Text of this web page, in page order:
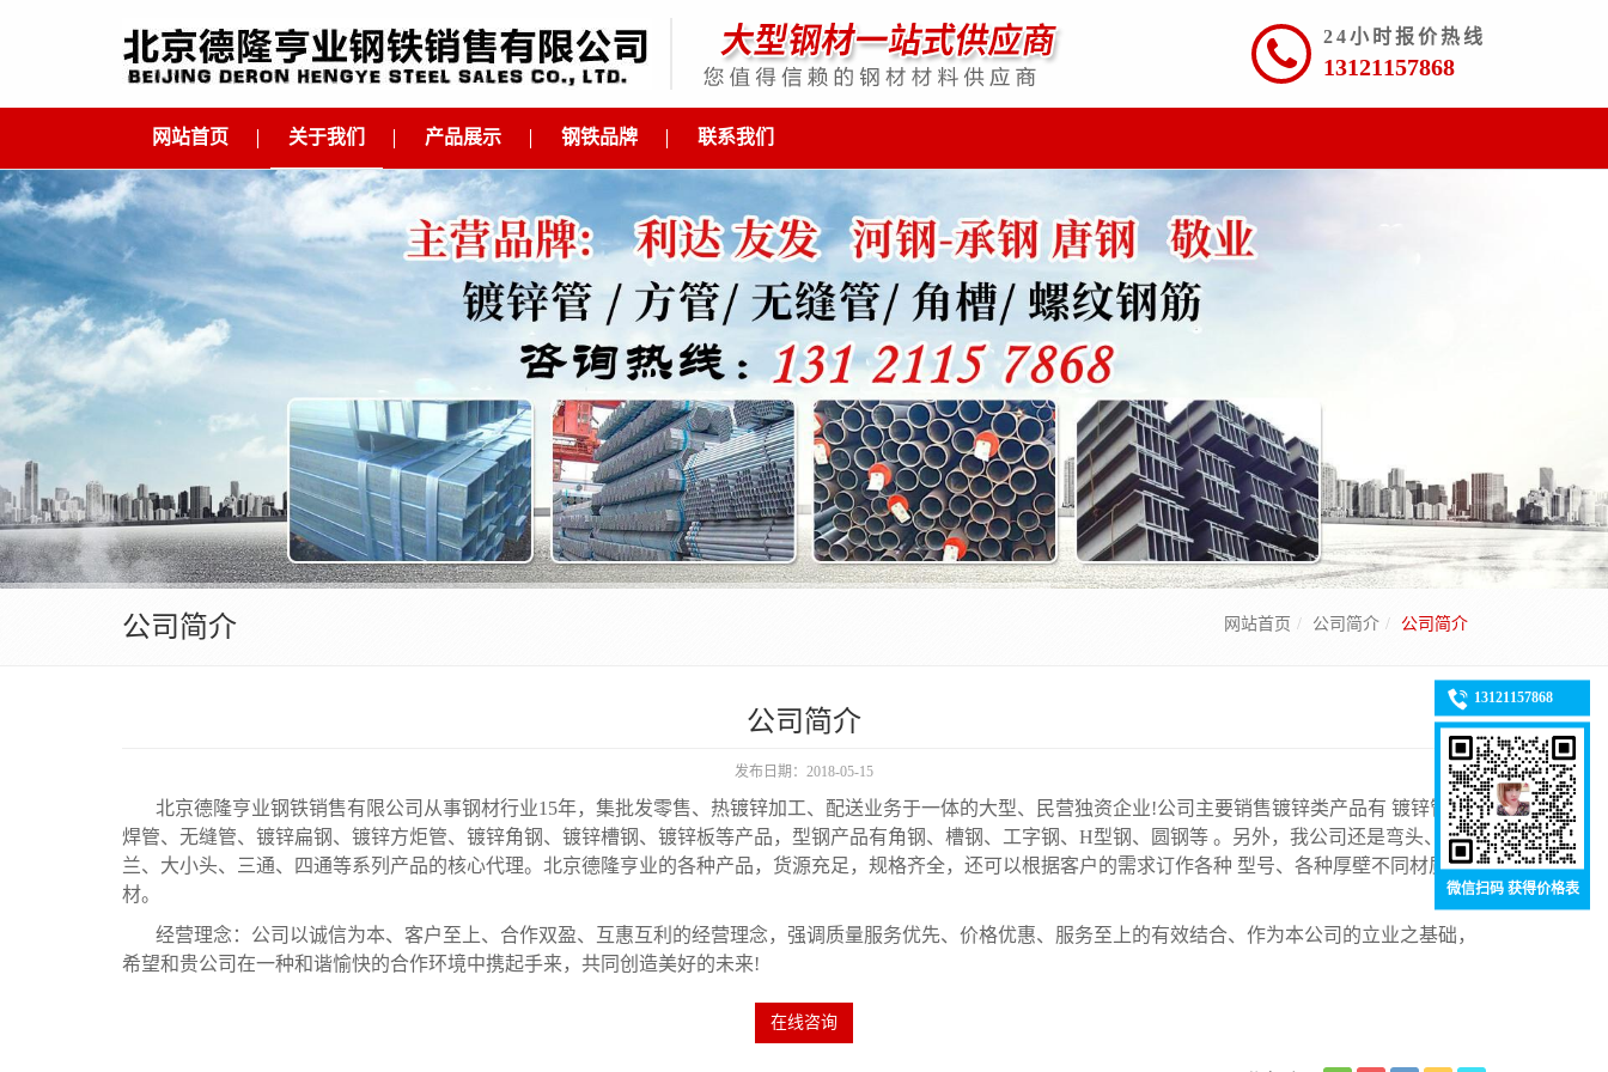
24小时报价热线
13121157868
网站首页 关于我们 产品展示 钢铁品牌 联系我们
公司简介 网站首页 公司简介 公司简介
公司简介
发布日期：2018-05-15
北京德隆亨业钢铁销售有限公司从事钢材行业15年，集批发零售、热镀锌加工、配送业务于一体的大型、民营独资企业!公司主要销售镀锌类产品有 镀锌管、
焊管、无缝管、镀锌扁钢、镀锌方炬管、镀锌角钢、镀锌槽钢、镀锌板等产品，型钢产品有角钢、槽钢、工字钢、H型钢、圆钢等 。另外，我公司还是弯头、法
兰、大小头、三通、四通等系列产品的核心代理。北京德隆亨业的各种产品，货源充足，规格齐全，还可以根据客户的需求订作各种 型号、各种厚壁不同材质的钢
材。
经营理念：公司以诚信为本、客户至上、合作双盈、互惠互利的经营理念，强调质量服务优先、价格优惠、服务至上的有效结合、作为本公司的立业之基础，
希望和贵公司在一种和谐愉快的合作环境中携起手来，共同创造美好的未来!
在线咨询
13121157868
微信扫码 获得价格表